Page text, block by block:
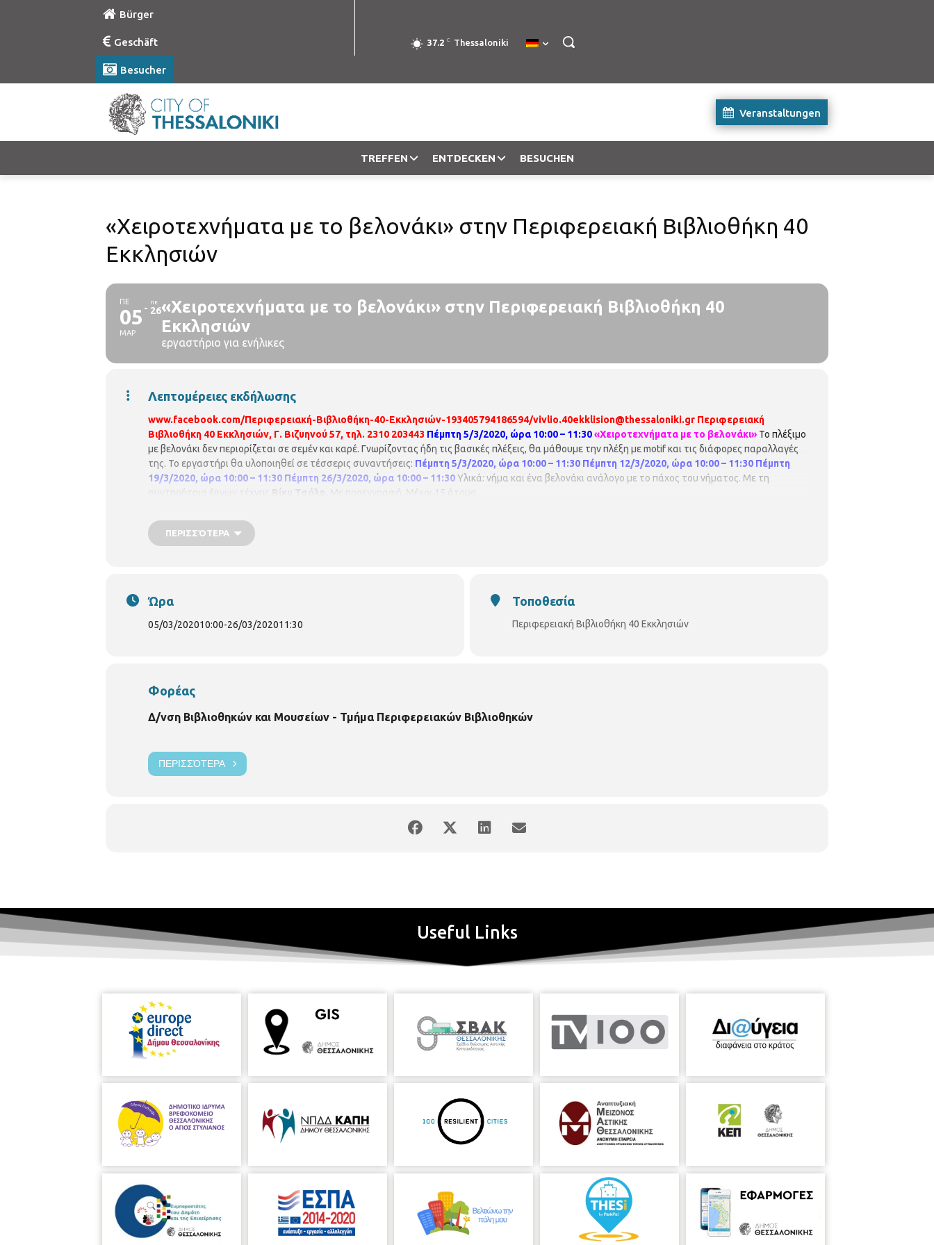
Bürger
Geschäft
Besucher
37.2 C Thessaloniki
Veranstaltungen
TREFFEN ENTDECKEN BESUCHEN
«Χειροτεχνήματα με το βελονάκι» στην Περιφερειακή Βιβλιοθήκη 40
Εκκλησιών
ΠΕ
05
ΜΑΡ
ΠΕ
26«Χειροτεχνήματα με το βελονάκι» στην Περιφερειακή Βιβλιοθήκη 40
Εκκλησιών
εργαστήριο για ενήλικες
Λεπτομέρειες εκδήλωσης
www.facebook.com/Περιφερειακή-Βιβλιοθήκη-40-Εκκλησιών-193405794186594/vivlio.40ekklision@thessaloniki.gr Περιφερειακή
Βιβλιοθήκη 40 Εκκλησιών, Γ. Βιζυηνού 57, τηλ. 2310 203443 Πέμπτη 5/3/2020, ώρα 10:00 – 11:30«Χειροτεχνήματα με το βελονάκι» Το πλέξιμο
με βελονάκι δεν περιορίζεται σε σεμέν και καρέ. Γνωρίζοντας ήδη τις βασικές πλέξεις, θα μάθουμε την πλέξη με motif και τις διάφορες παραλλαγές
της. Το εργαστήρι θα υλοποιηθεί σε τέσσερις συναντήσεις: Πέμπτη 5/3/2020, ώρα 10:00 – 11:30 Πέμπτη 12/3/2020, ώρα 10:00 – 11:30 Πέμπτη
19/3/2020, ώρα 10:00 – 11:30 Πέμπτη 26/3/2020, ώρα 10:00 – 11:30Υλικά: νήμα και ένα βελονάκι ανάλογο με το πάχος του νήματος. Με τη
συντηρήτρια έργων τέχνης
Βίκυ Τσάλη. Με προεγγραφή. Μέχρι 15 άτομα.
ΠΕΡΙΣΣΌΤΕΡΑ
Ώρα
05/03/202010:00-26/03/202011:30
Τοποθεσία
Περιφερειακή Βιβλιοθήκη 40 Εκκλησιών
Φορέας
Δ/νση Βιβλιοθηκών και Μουσείων - Τμήμα Περιφερειακών Βιβλιοθηκών
ΠΕΡΙΣΣΌΤΕΡΑ
Useful Links